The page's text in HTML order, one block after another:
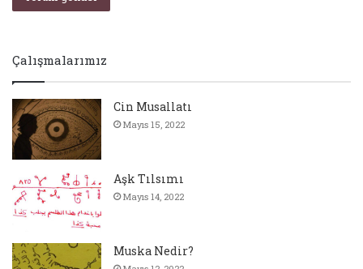
Çalışmalarımız
Cin Musallatı
Mayıs 15, 2022
Aşk Tılsımı
Mayıs 14, 2022
Muska Nedir?